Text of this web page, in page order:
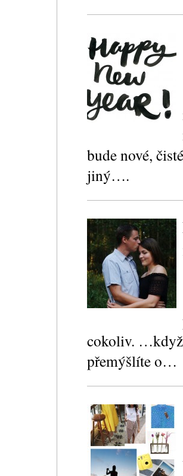
bude nové,
jiný….
cokoliv. …když
přemýšlíte o…